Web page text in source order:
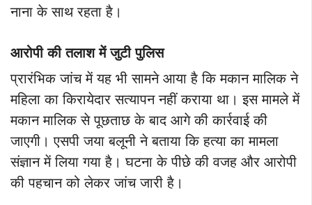
नाना के साथ रहता है।
आरोपी की तलाश में जुटी पुलिस
प्रारंभिक जांच में यह भी सामने आया है कि मकान मालिक ने
महिला का किरायेदार सत्यापन नहीं कराया था। इस मामले में
मकान मालिक से पूछताछ के बाद आगे की कार्रवाई की
जाएगी। एसपी जया बलूनी ने बताया कि हत्या का मामला
संज्ञान में लिया गया है। घटना के पीछे की वजह और आरोपी
की पहचान को लेकर जांच जारी है।